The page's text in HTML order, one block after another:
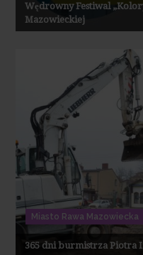
Wędrowny Festiwal
Mazowieckiej
Miasto Rawa Mazowiecka
365 dni burmistrza Piotra